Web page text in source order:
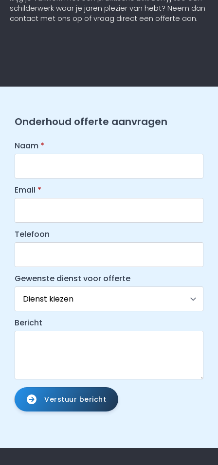
schilderwerk waar je jaren plezier van hebt? Neem dan
contact met ons op of vraag direct een offerte aan.
Onderhoud offerte aanvragen
Naam *
Email *
Telefoon
Gewenste dienst voor offerte
Bericht
Verstuur bericht